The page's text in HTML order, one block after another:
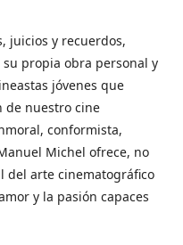
juicios y recuerdos,
su propia obra personal y
jóvenes que
de nuestro cine
conformista,
Michel ofrece, no
del arte cinematográfico
y la pasión capaces